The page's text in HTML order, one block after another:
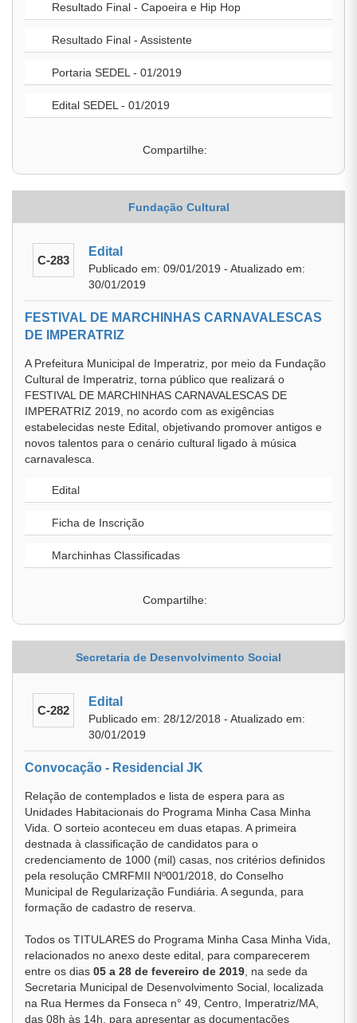
Resultado Final - Capoeira e Hip Hop
Resultado Final - Assistente
Portaria SEDEL - 01/2019
Edital SEDEL - 01/2019
Compartilhe:
Fundação Cultural
C-283
Edital
Publicado em: 09/01/2019 - Atualizado em:
30/01/2019
FESTIVAL DE MARCHINHAS CARNAVALESCAS
DE IMPERATRIZ
A Prefeitura Municipal de Imperatriz, por meio da Fundação
Cultural de Imperatriz, torna público que realizará o
FESTIVAL DE MARCHINHAS CARNAVALESCAS DE
IMPERATRIZ 2019, no acordo com as exigências
estabelecidas neste Edital, objetivando promover antigos e
novos talentos para o cenário cultural ligado à música
carnavalesca.
Edital
Ficha de Inscrição
Marchinhas Classificadas
Compartilhe:
Secretaria de Desenvolvimento Social
C-282
Edital
Publicado em: 28/12/2018 - Atualizado em:
30/01/2019
Convocação - Residencial JK
Relação de contemplados e lista de espera para as
Unidades Habitacionais do Programa Minha Casa Minha
Vida. O sorteio aconteceu em duas etapas. A primeira
destnada à classificação de candidatos para o
credenciamento de 1000 (mil) casas, nos critérios definidos
pela resolução CMRFMII Nº001/2018, do Conselho
Municipal de Regularização Fundiária. A segunda, para
formação de cadastro de reserva.
Todos os TITULARES do Programa Minha Casa Minha Vida,
relacionados no anexo deste edital, para comparecerem
entre os dias 05 a 28 de fevereiro de 2019 , na sede da
Secretaria Municipal de Desenvolvimento Social, localizada
na Rua Hermes da Fonseca n° 49, Centro, Imperatriz/MA,
das 08h às 14h, para apresentar as documentações